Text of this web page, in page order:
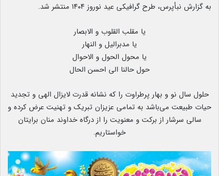
به گزارش نبأپرس، طرح گرافیکی عید نوروز ۱۴۰۴ منتشر شد.
یا مقلب القلوب و الابصار
یا مدبرالیل و النهار
یا محول الحول و الاحوال
حول حالنا الی احسن الحال
حلول سال نو و بهار پرطراوت را که نشانه قدرت لایزال الهی و تجدید
حیات طبیعت می‌باشد به تمامی عزیزان تبریک و تهنیت عرض کرده و
سالی سرشار از برکت و معنویت را از درگاه خداوند منان برایتان
خواستاریم.